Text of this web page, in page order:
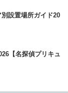
設置場所ガイド20
【名探偵プリキュ